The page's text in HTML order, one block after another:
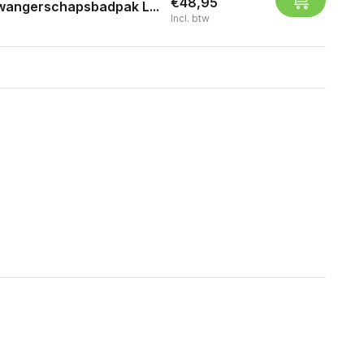
L...
Incl. btw